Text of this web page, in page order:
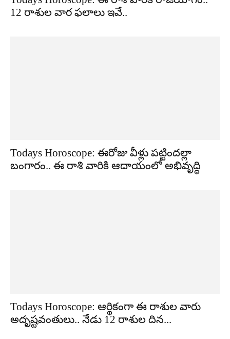
12 రాశుల వార ఫలాలు ఇవే..
Todays Horoscope: ఈరోజు వీళ్లు పట్టిందల్లా
బంగారం.. ఈ రాశి వారికి ఆదాయంలో అభివృద్ధి
Todays Horoscope: ఆర్థికంగా ఈ రాశుల వారు
అదృష్టవంతులు.. నేడు 12 రాశుల దిన...